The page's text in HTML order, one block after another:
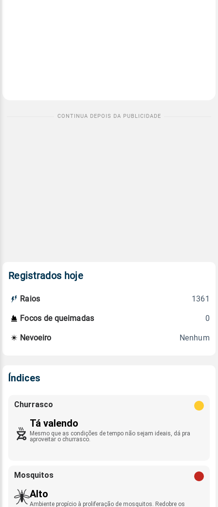
Registrados hoje
Raios 1361
Focos de queimadas 0
Nevoeiro Nenhum
Índices
Churrasco
Tá valendo
Mesmo que as condições de tempo não sejam ideais, dá pra
aproveitar o churrasco.
Mosquitos
Alto
Ambiente propício à proliferação de mosquitos. Redobre os